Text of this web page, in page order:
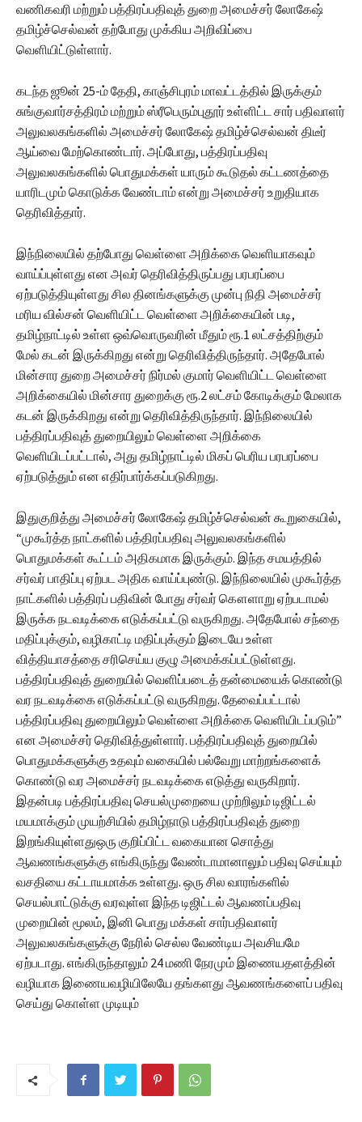
வணிகவரி மற்றும் பத்திரப்பதிவுத் துறை அமைச்சர் லோகேஷ்
தமிழ்ச்செல்வன் தற்போது முக்கிய அறிவிப்பை
வெளியிட்டுள்ளார்.
கடந்த ஜூன் 25-ம் தேதி, காஞ்சிபுரம் மாவட்டத்தில் இருக்கும்
சுங்குவார்சத்திரம் மற்றும் ஸ்ரீபெரும்புதூர் உள்ளிட்ட சார் பதிவாளர்
அலுவலகங்களில் அமைச்சர் லோகேஷ் தமிழ்ச்செல்வன் திடீர்
ஆய்வை மேற்கொண்டார். அப்போது, பத்திரப்பதிவு
அலுவலகங்களில் பொதுமக்கள் யாரும் கூடுதல் கட்டணத்தை
யாரிடமும் கொடுக்க வேண்டாம் என்று அமைச்சர் உறுதியாக
தெரிவித்தார்.
இந்நிலையில் தற்போது வெள்ளை அறிக்கை வெளியாகவும்
வாய்ப்புள்ளது என அவர் தெரிவித்திருப்பது பரபரப்பை
ஏற்படுத்தியுள்ளது சில தினங்களுக்கு முன்பு நிதி அமைச்சர்
மரிய வில்சன் வெளியிட்ட வெள்ளை அறிக்கையின் படி,
தமிழ்நாட்டில் உள்ள ஒவ்வொருவரின் மீதும் ரூ.1 லட்சத்திற்கும்
மேல் கடன் இருக்கிறது என்று தெரிவித்திருந்தார். அதேபோல்
மின்சார துறை அமைச்சர் நிர்மல் குமார் வெளியிட்ட வெள்ளை
அறிக்கையில் மின்சார துறைக்கு ரூ.2 லட்சம் கோடிக்கும் மேலாக
கடன் இருக்கிறது என்று தெரிவித்திருந்தார். இந்நிலையில்
பத்திரப்பதிவுத் துறையிலும் வெள்ளை அறிக்கை
வெளியிடப்பட்டால், அது தமிழ்நாட்டில் மிகப் பெரிய பரபரப்பை
ஏற்படுத்தும் என எதிர்பார்க்கப்படுகிறது.
இதுகுறித்து அமைச்சர் லோகேஷ் தமிழ்ச்செல்வன் கூறுகையில்,
“முகூர்த்த நாட்களில் பத்திரப்பதிவு அலுவலகங்களில்
பொதுமக்கள் கூட்டம் அதிகமாக இருக்கும். இந்த சமயத்தில்
சர்வர் பாதிப்பு ஏற்பட அதிக வாய்ப்புண்டு. இந்நிலையில் முகூர்த்த
நாட்களில் பத்திரப் பதிவின் போது சர்வர் கௌளாறு ஏற்படாமல்
இருக்க நடவடிக்கை எடுக்கப்பட்டு வருகிறது. அதேபோல் சந்தை
மதிப்புக்கும், வழிகாட்டி மதிப்புக்கும் இடையே உள்ள
வித்தியாசத்தை சரிசெய்ய குழு அமைக்கப்பட்டுள்ளது.
பத்திரப்பதிவுத் துறையில் வெளிப்படைத் தன்மையைக் கொண்டு
வர நடவடிக்கை எடுக்கப்பட்டு வருகிறது. தேவைப்பட்டால்
பத்திரப்பதிவு துறையிலும் வெள்ளை அறிக்கை வெளியிடப்படும்”
என அமைச்சர் தெரிவித்துள்ளார். பத்திரப்பதிவுத் துறையில்
பொதுமக்களுக்கு உதவும் வகையில் பல்வேறு மாற்றங்களைக்
கொண்டு வர அமைச்சர் நடவடிக்கை எடுத்து வருகிறார்.
இதன்படி பத்திரப்பதிவு செயல்முறையை முற்றிலும் டிஜிட்டல்
மயமாக்கும் முயற்சியில் தமிழ்நாடு பத்திரப்பதிவுத் துறை
இறங்கியுள்ளதுஒரு குறிப்பிட்ட வகையான சொத்து
ஆவணங்களுக்கு எங்கிருந்து வேண்டாமானாலும் பதிவு செய்யும்
வசதியை கட்டாயமாக்க உள்ளது. ஒரு சில வாரங்களில்
செயல்பாட்டுக்கு வரவுள்ள இந்த டிஜிட்டல் ஆவணப்பதிவு
முறையின் மூலம், இனி பொது மக்கள் சார்பதிவாளர்
அலுவலகங்களுக்கு நேரில் செல்ல வேண்டிய அவசியமே
ஏற்படாது. எங்கிருந்தாலும் 24 மணி நேரமும் இணையதளத்தின்
வழியாக இணையவழியிலேயே தங்களது ஆவணங்களைப் பதிவு
செய்து கொள்ள முடியும்